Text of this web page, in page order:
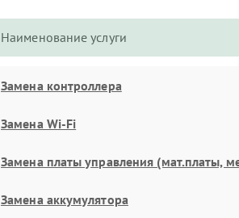
Наименование услуги
Замена контроллера
Замена Wi-Fi
Замена платы управления (мат.платы,
Замена аккумулятора